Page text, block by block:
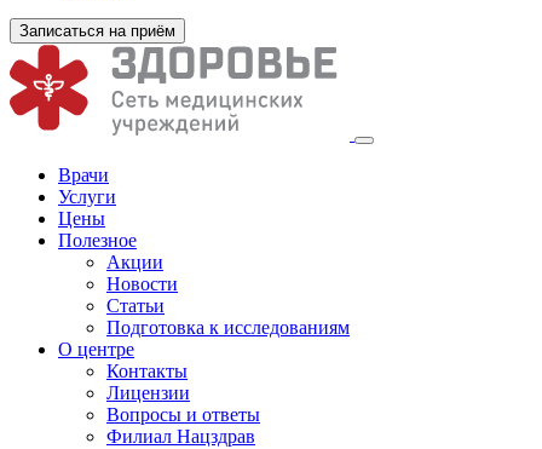
Записаться на приём
Врачи
Услуги
Цены
Полезное
Акции
Новости
Статьи
Подготовка к исследованиям
О центре
Контакты
Лицензии
Вопросы и ответы
Филиал Нацздрав